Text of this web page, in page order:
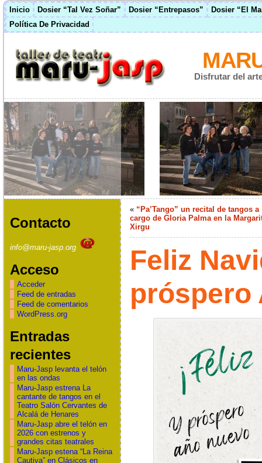
Inicio Dosier “Tal Vez Soñar” Dosier “Entrepasos”
Dosier “El
Política De Privacidad
Disfrutar del
Contacto
info@maru-jasp.org
Acceso
Acceder
Feed de entradas
Feed de comentarios
WordPress.org
Entradas
recientes
Maru-Jasp levanta el telón
en las ondas
Maru-Jasp estrena La
cantante de tangos en el
Teatro Salón Cervantes de
Alcalá de Henares
Maru-Jasp abre el telón en
2026 con estrenos y
grandes citas teatrales
Maru-Jasp estena “La Reina
Cautiva” en Clásicos en
« “Pa’Tango” un recital de tangos a
cargo de Gloria Palma en la
Xirgu
Feliz
próspero